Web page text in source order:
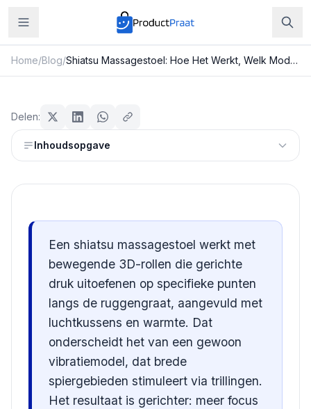
Home/Blog/ Shiatsu Massagestoel: Hoe Het Werkt, Welk Model Je Kiest en Wat Je Mag Verwachten
Shiatsu Massagestoel: Hoe Het
Werkt, Welk Model Je Kiest en Wat
Je Mag Verwachten
Redactie ProductPraat
Delen:
Inhoudsopgave
Een shiatsu massagestoel werkt met
bewegende 3D-rollen die gerichte
druk uitoefenen op specifieke punten
langs de ruggengraat, aangevuld met
luchtkussens en warmte. Dat
onderscheidt het van een gewoon
vibratiemodel, dat brede
spiergebieden stimuleert via trillingen.
Het resultaat is gerichter: meer focus